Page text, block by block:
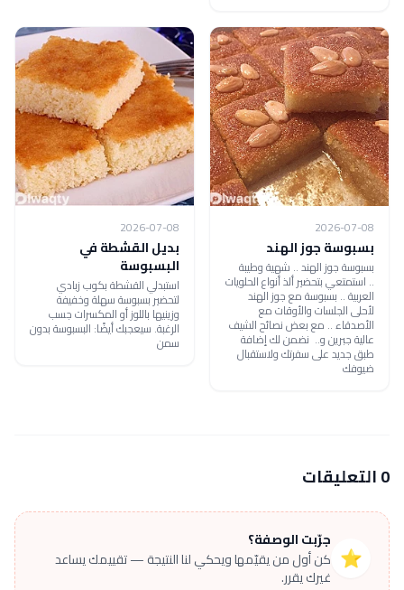
2026-07-08
بسبوسة جوز الهند
بسبوسة جوز الهند .. شهية وطيبة
.. استمتعي بتحضير ألذ أنواع الحلويات
العربية .. بسبوسة مع جوز الهند
لأحلى الجلسات والأوقات مع
الأصدقاء .. مع بعض نصائح الشيف
عالية جبرين و.. نضمن لك إضافة
طبق جديد على سفرتك ولاستقبال
ضيوفك
2026-07-08
بديل القشطة في
البسبوسة
استبدلي القشطة بكوب زبادي
لتحضير بسبوسة سهلة وخفيفة
وزينيها باللوز أو المكسرات جسب
الرغبة. سيعجبك أيضًا: البسبوسة بدون
سمن
0 التعليقات
⭐
جرّبت الوصفة؟
كن أول من يقيّمها ويحكي لنا النتيجة — تقييمك يساعد
غيرك يقرر.